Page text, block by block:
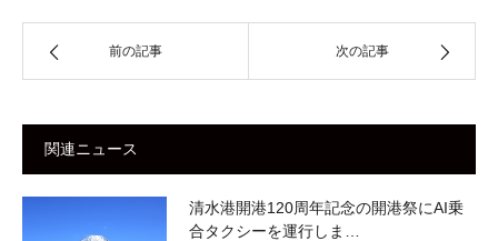
前の記事 次の記事
関連ニュース
清水港開港120周年記念の開港祭にAI乗
合タクシーを運行しま…